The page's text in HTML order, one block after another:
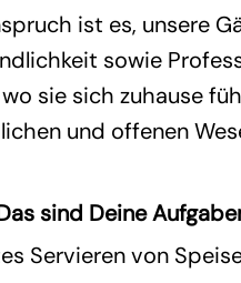
ist es, unsere
sowie
sie sich zuhause
und offenen
sind Deine
Servieren von